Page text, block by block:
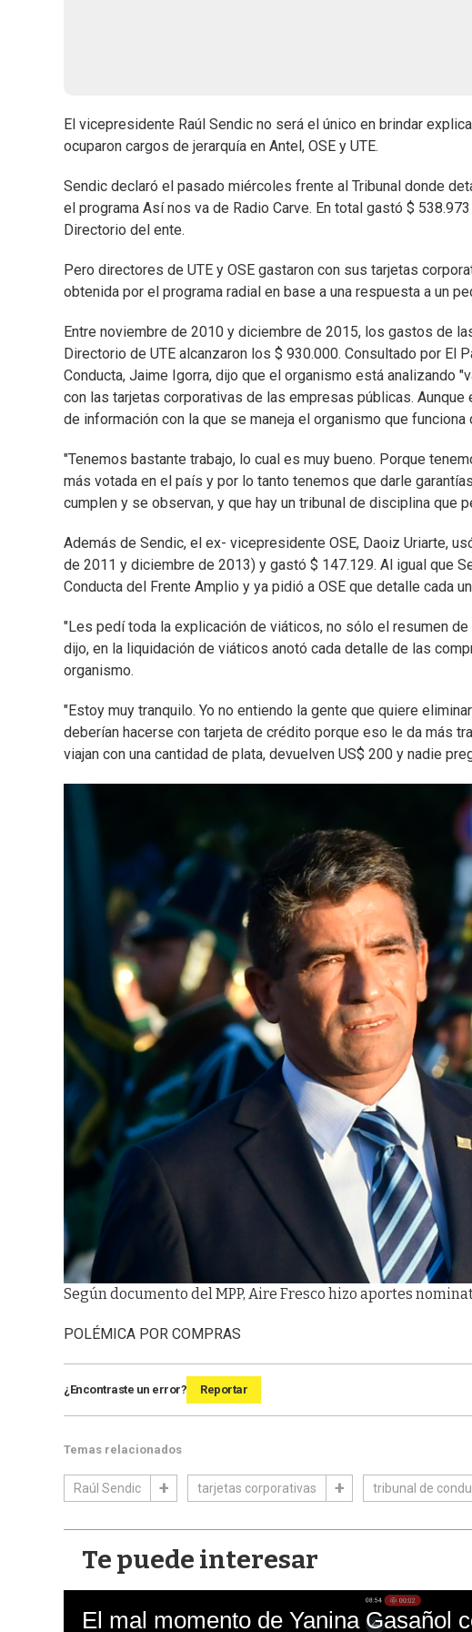
El vicepresidente Raúl Sendic no será el único en brindar
ocuparon cargos de jerarquía en Antel, OSE y UTE.
Sendic declaró el pasado miércoles frente al Tribunal donde
el programa Así nos va de Radio Carve. En total gastó $
Directorio del ente.
Pero directores de UTE y OSE gastaron con sus tarjetas
obtenida por el programa radial en base a una respuesta a un
Entre noviembre de 2010 y diciembre de 2015, los gastos de
Directorio de UTE alcanzaron los $ 930.000. Consultado por
Conducta, Jaime Igorra, dijo que el organismo está analizando
con las tarjetas corporativas de las empresas públicas.
de información con la que se maneja el organismo que
"Tenemos bastante trabajo, lo cual es muy bueno. Porque
más votada en el país y por lo tanto tenemos que darle
cumplen y se observan, y que hay un tribunal de disciplina que
Además de Sendic, el ex- vicepresidente OSE, Daoiz Uriarte,
de 2011 y diciembre de 2013) y gastó $ 147.129. Al igual que
Conducta del Frente Amplio y ya pidió a OSE que detalle cada
"Les pedí toda la explicación de viáticos, no sólo el resumen
dijo, en la liquidación de viáticos anotó cada detalle de las
organismo.
"Estoy muy tranquilo. Yo no entiendo la gente que quiere
deberían hacerse con tarjeta de crédito porque eso le da más
viajan con una cantidad de plata, devuelven US$ 200 y nadie
Según documento del MPP, Aire Fresco hizo aportes
POLÉMICA POR COMPRAS
¿Encontraste un error? Reportar
Temas relacionados
Raúl Sendic tarjetas corporativas tribunal de
Te puede interesar